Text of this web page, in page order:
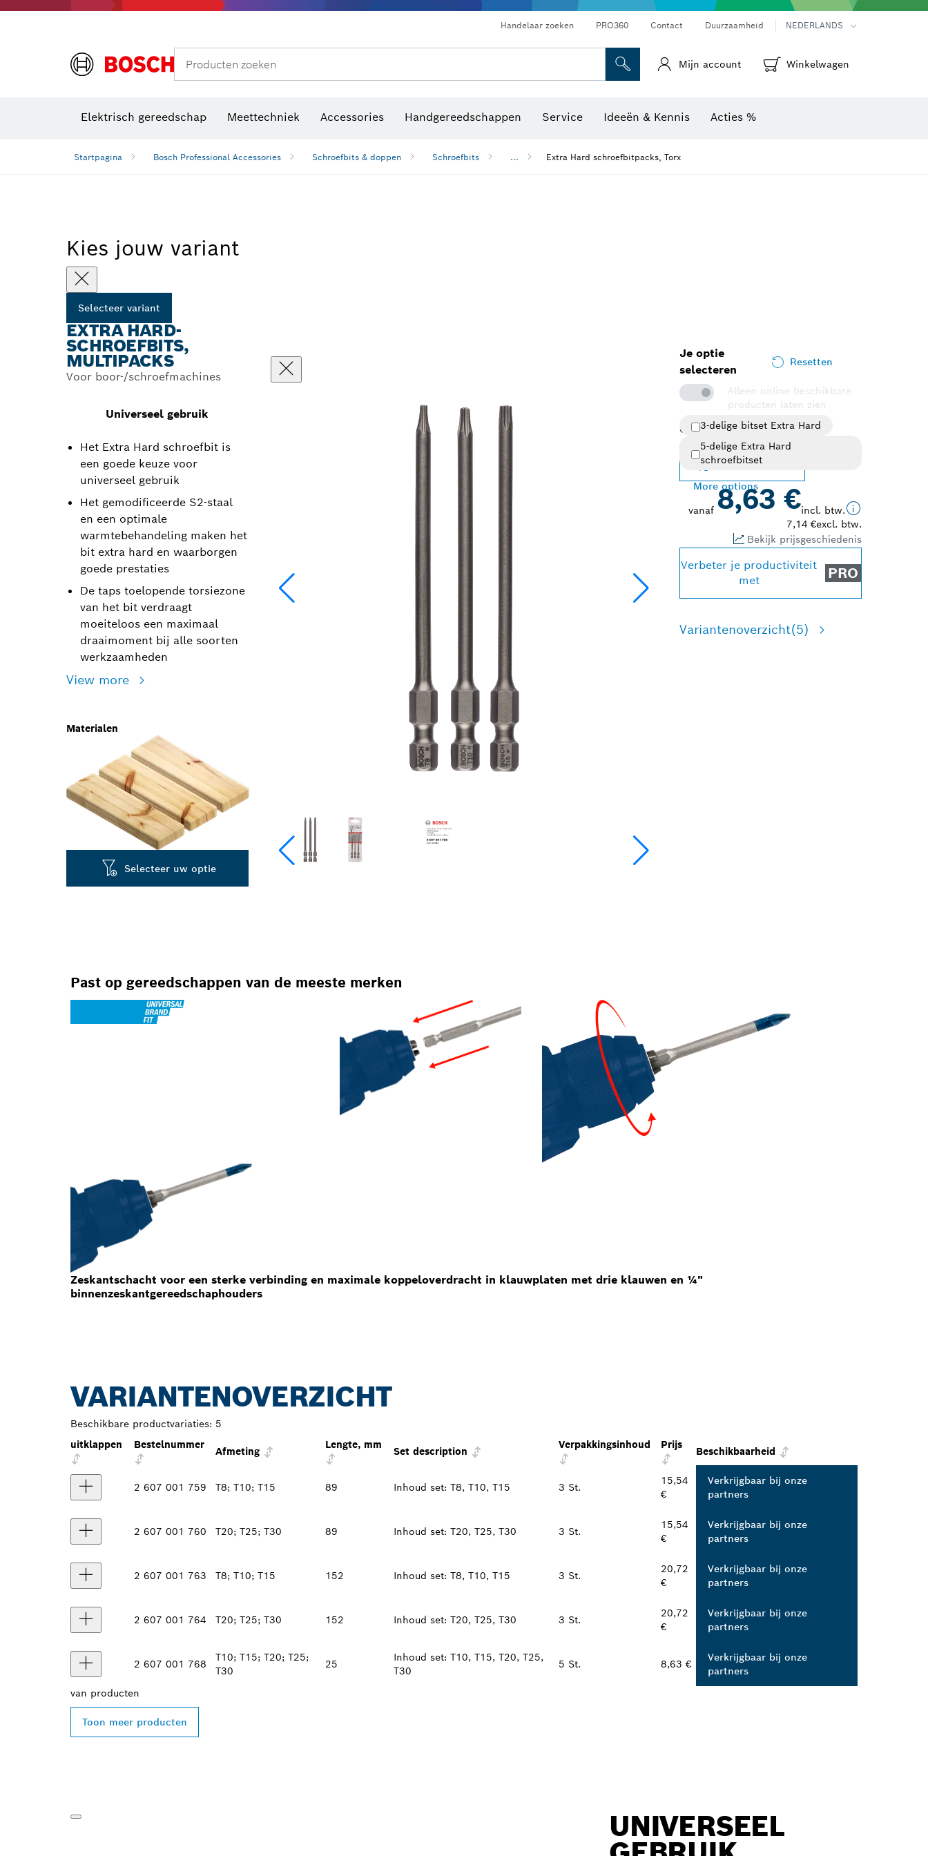
Handelaar zoeken PRO360 Contact Duurzaamheid NEDERLANDS
Producten zoeken Mijn account Winkelwagen
Elektrisch gereedschap Meettechniek Accessories Handgereedschappen Service Ideeën & Kennis Acties %
Startpagina Bosch Professional Accessories Schroefbits & doppen Schroefbits ... Extra Hard schroefbitpacks, Torx
Kies jouw variant
Selecteer variant
EXTRA HARD-
SCHROEFBITS,
MULTIPACKS
Voor boor-/schroefmachines
Universeel gebruik
Het Extra Hard schroefbit is
een goede keuze voor
universeel gebruik
Het gemodificeerde S2-staal
en een optimale
warmtebehandeling maken het
bit extra hard en waarborgen
goede prestaties
De taps toelopende torsiezone
van het bit verdraagt
moeiteloos een maximaal
draaimoment bij alle soorten
werkzaamheden
View more
Materialen
Selecteer uw optie
Je optie
selecteren
Resetten
Alleen online beschikbare
producten laten zien
3-delige bitset Extra Hard
5-delige Extra Hard
schroefbitset
More options
Geselecteerde variant
Variant wijzigen
vanaf 8,63 €incl. btw.
7,14 €excl. btw.
Bekijk prijsgeschiedenis
Verbeter je productiviteit
met
PRO
Variantenoverzicht(5)
Past op gereedschappen van de meeste merken
Zeskantschacht voor een sterke verbinding en maximale koppeloverdracht in klauwplaten met drie klauwen en ¼"
binnenzeskantgereedschaphouders
VARIANTENOVERZICHT
Beschikbare productvariaties: 5
uitklappen
Bestelnummer
Afmeting
Lengte, mm
Set description
Verpakkingsinhoud Prijs
Beschikbaarheid
2 607 001 759 T8; T10; T15 89 Inhoud set: T8, T10, T15 3 St.
15,54
€
Verkrijgbaar bij onze
partners
2 607 001 760 T20; T25; T30 89 Inhoud set: T20, T25, T30 3 St.
15,54
€
Verkrijgbaar bij onze
partners
2 607 001 763 T8; T10; T15 152 Inhoud set: T8, T10, T15 3 St.
20,72
€
Verkrijgbaar bij onze
partners
2 607 001 764 T20; T25; T30 152 Inhoud set: T20, T25, T30 3 St.
20,72
€
Verkrijgbaar bij onze
partners
2 607 001 768
T10; T15; T20; T25;
T30
25
Inhoud set: T10, T15, T20, T25,
T30
5 St. 8,63 €
Verkrijgbaar bij onze
partners
van producten
Toon meer producten
UNIVERSEEL